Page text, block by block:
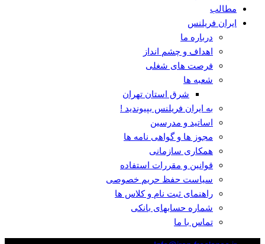
مطالب
ایران فریلنس
درباره ما
اهداف و چشم انداز
فرصت های شغلی
شعبه ها
شرق استان تهران
به ایران فریلنس بپیوندید !
اساتید و مدرسین
مجوز ها و گواهی نامه ها
همکاری سازمانی
قوانین و مقررات استفاده
سیاست حفظ حریم خصوصی
راهنمای ثبت نام و کلاس ها
شماره حسابهای بانکی
تماس با ما